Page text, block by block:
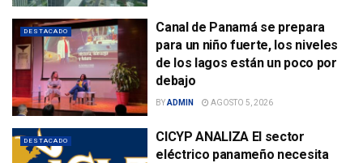
DESTACADO
Canal de Panamá se prepara
para un niño fuerte, los niveles
de los lagos están un poco por
debajo
BYADMIN AGOSTO 5, 2026
DESTACADO
CICYP ANALIZA El sector
eléctrico panameño necesita